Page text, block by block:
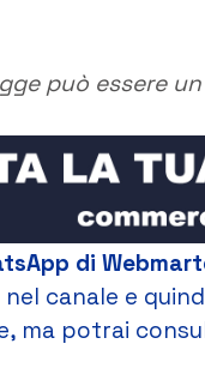
può essere
di
canale e
ma potrai